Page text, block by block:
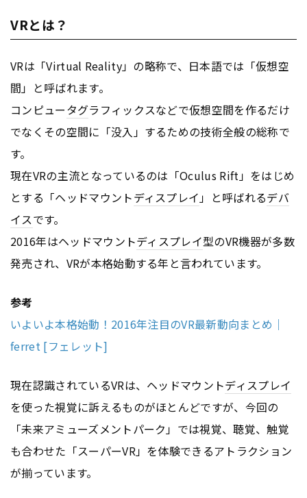
VRとは？
VRは「Virtual Reality」の略称で、日本語では「仮想空
間」と呼ばれます。
コンピュータグラフィックスなどで仮想空間を作るだけ
でなくその空間に「没入」するための技術全般の総称で
す。
現在VRの主流となっているのは「Oculus Rift」をはじめ
とする「ヘッドマウントディスプレイ」と呼ばれるデバ
イスです。
2016年はヘッドマウントディスプレイ型のVR機器が多数
発売され、VRが本格始動する年と言われています。
参考
いよいよ本格始動！2016年注目のVR最新動向まとめ｜
ferret [フェレット]
現在認識されているVRは、ヘッドマウントディスプレイ
を使った視覚に訴えるものがほとんどですが、今回の
「未来アミューズメントパーク」では視覚、聴覚、触覚
も合わせた「スーパーVR」を体験できるアトラクション
が揃っています。